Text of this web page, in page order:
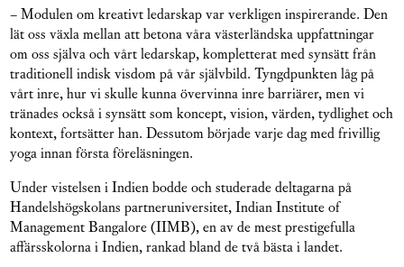
– Modulen om kreativt ledarskap var verkligen inspirerande. Den
lät oss växla mellan att betona våra västerländska uppfattningar
om oss själva och vårt ledarskap, kompletterat med synsätt från
traditionell indisk visdom på vår självbild. Tyngdpunkten låg på
vårt inre, hur vi skulle kunna övervinna inre barriärer, men vi
tränades också i synsätt som koncept, vision, värden, tydlighet och
kontext, fortsätter han. Dessutom började varje dag med frivillig
yoga innan första föreläsningen.
Under vistelsen i Indien bodde och studerade deltagarna på
Handelshögskolans partneruniversitet, Indian Institute of
Management Bangalore (IIMB), en av de mest prestigefulla
affärsskolorna i Indien, rankad bland de två bästa i landet.